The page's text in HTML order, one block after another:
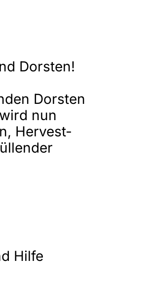
Dorsten!
Dorsten
nun
Hervest-
Hilfe